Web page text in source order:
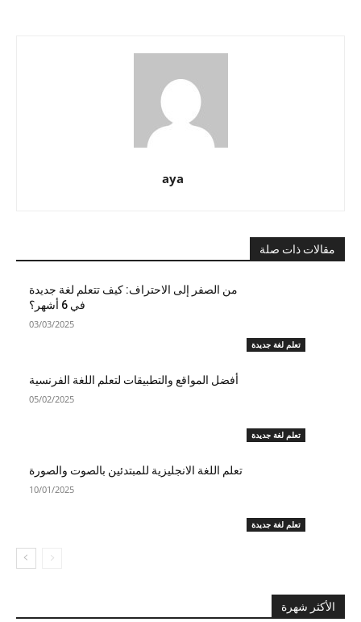
aya
مقالات ذات صلة
تعلم لغة جديدة
من الصفر إلى الاحتراف: كيف تتعلم لغة جديدة
في 6 أشهر؟
03/03/2025
تعلم لغة جديدة
أفضل المواقع والتطبيقات لتعلم اللغة الفرنسية
05/02/2025
تعلم لغة جديدة
تعلم اللغة الانجليزية للمبتدئين بالصوت والصورة​
10/01/2025
الأكثر شهرة